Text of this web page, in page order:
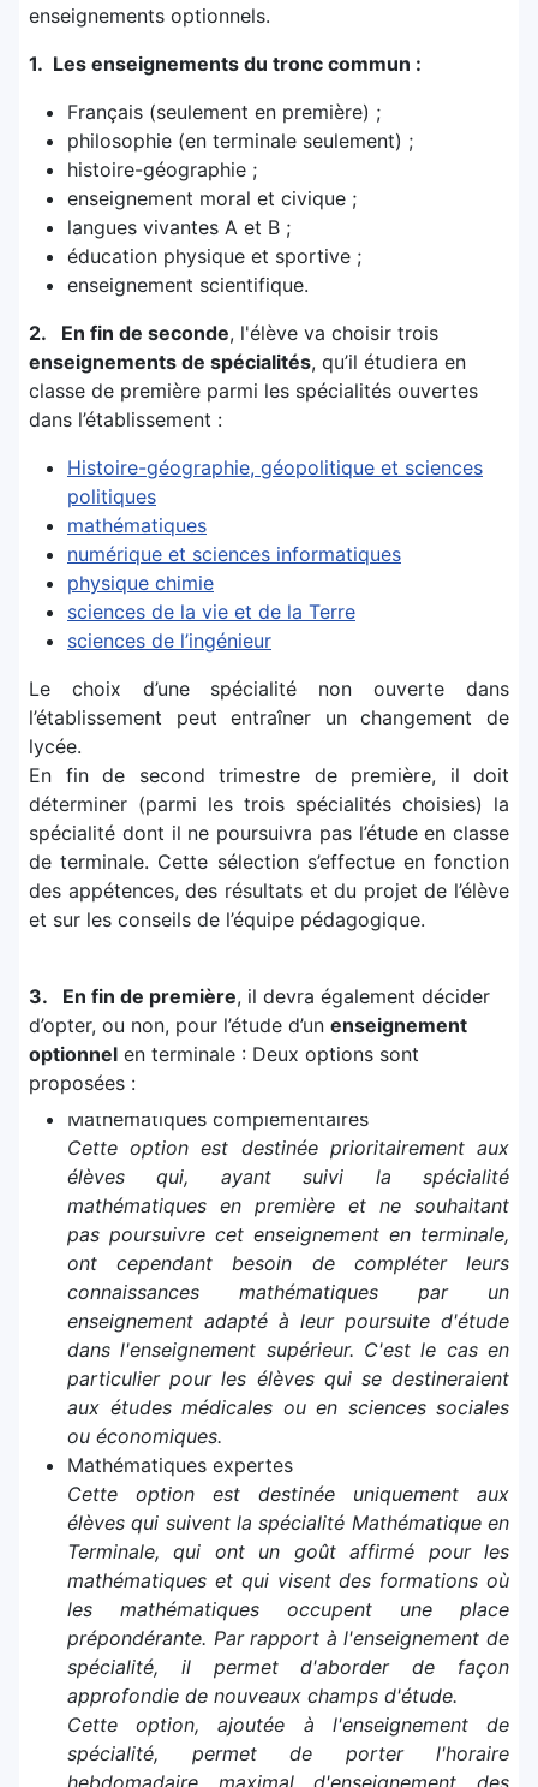
enseignements optionnels.
1. Les enseignements du tronc commun :
Français (seulement en première) ;
philosophie (en terminale seulement) ;
histoire-géographie ;
enseignement moral et civique ;
langues vivantes A et B ;
éducation physique et sportive ;
enseignement scientifique.
2. En fin de seconde, l'élève va choisir trois
enseignements de spécialités, qu’il étudiera en
classe de première parmi les spécialités ouvertes
dans l’établissement :
Histoire-géographie, géopolitique et sciences
politiques
mathématiques
numérique et sciences informatiques
physique chimie
sciences de la vie et de la Terre
sciences de l’ingénieur
Le choix d’une spécialité non ouverte dans
l’établissement peut entraîner un changement de
lycée.
En fin de second trimestre de première, il doit
déterminer (parmi les trois spécialités choisies) la
spécialité dont il ne poursuivra pas l’étude en classe
de terminale. Cette sélection s’effectue en fonction
des appétences, des résultats et du projet de l’élève
et sur les conseils de l’équipe pédagogique.
3. En fin de première, il devra également décider
d’opter, ou non, pour l’étude d’un enseignement
optionnel en terminale : Deux options sont
proposées :
Mathématiques complémentaires
Cette option est destinée prioritairement aux
élèves qui, ayant suivi la spécialité
mathématiques en première et ne souhaitant
pas poursuivre cet enseignement en terminale,
ont cependant besoin de compléter leurs
connaissances mathématiques par un
enseignement adapté à leur poursuite d'étude
dans l'enseignement supérieur. C'est le cas en
particulier pour les élèves qui se destineraient
aux études médicales ou en sciences sociales
ou économiques.
Mathématiques expertes
Cette option est destinée uniquement aux
élèves qui suivent la spécialité Mathématique en
Terminale, qui ont un goût affirmé pour les
mathématiques et qui visent des formations où
les mathématiques occupent une place
prépondérante. Par rapport à l'enseignement de
spécialité, il permet d'aborder de façon
approfondie de nouveaux champs d'étude.
Cette option, ajoutée à l'enseignement de
spécialité, permet de porter l'horaire
hebdomadaire maximal d'enseignement des